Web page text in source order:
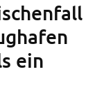
ein